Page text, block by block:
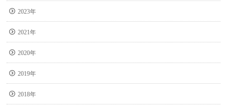
2023年
2021年
2020年
2019年
2018年